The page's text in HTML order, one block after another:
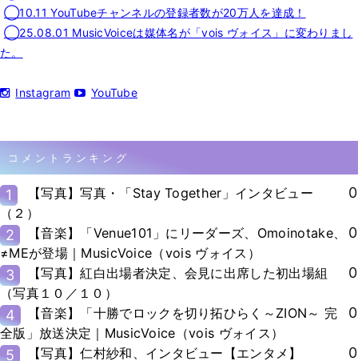
◯10.11 YouTubeチャンネルの登録者数が20万人を達成！
◯25.08.01 MusicVoiceは媒体名が「vois ヴォイス」に変わりまし
た。
Instagram YouTube
コメントランキング
1
【写真】写真・「Stay Together」インタビュー
（２）
0
2
【音楽】「Venue101」にリーダーズ、Omoinotake、
≠MEが登場｜MusicVoice（vois ヴォイス）
0
3
【写真】紅白出場者決定、会見に出席した初出場組
（写真１０／１０）
0
4
【音楽】「十勝でロックを切り拓ひらく～ZION～ 完
全版」放送決定｜MusicVoice（vois ヴォイス）
0
5 【写真】仁村紗和、インタビュー【エンタメ】 0